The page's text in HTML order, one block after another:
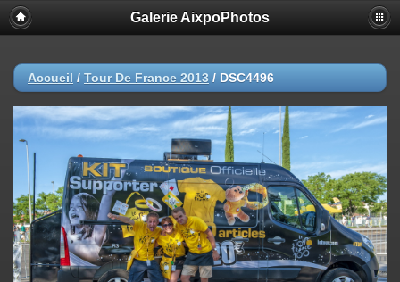
Galerie AixpoPhotos
Accueil / Tour De France 2013 / DSC4496